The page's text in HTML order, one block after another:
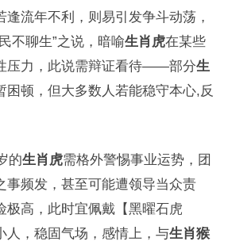
逢流年不利，则易引发争斗动荡，
不聊生”之说，暗喻生肖虎在某些
压力，此说需辩证看待——部分生
困顿，但大多数人若能稳守本心,反
的生肖虎需格外警惕事业运势，团
事频发，甚至可能遭领导当众责
极高，此时宜佩戴【黑曜石虎
人，稳固气场，感情上，与生肖猴